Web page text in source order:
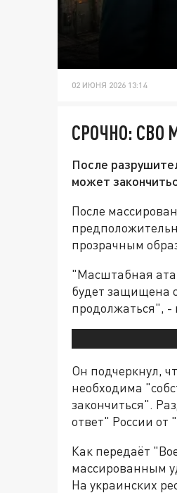
02 ИЮНЯ 2026 13:14
СРОЧНО: СВО
После
может
После
прозрачным
"Масштабная
будет защищена
продолжаться", -
Он подчеркнул,
необходима
закончиться".
ответ" России от
Как передаёт
массированным
На украинских